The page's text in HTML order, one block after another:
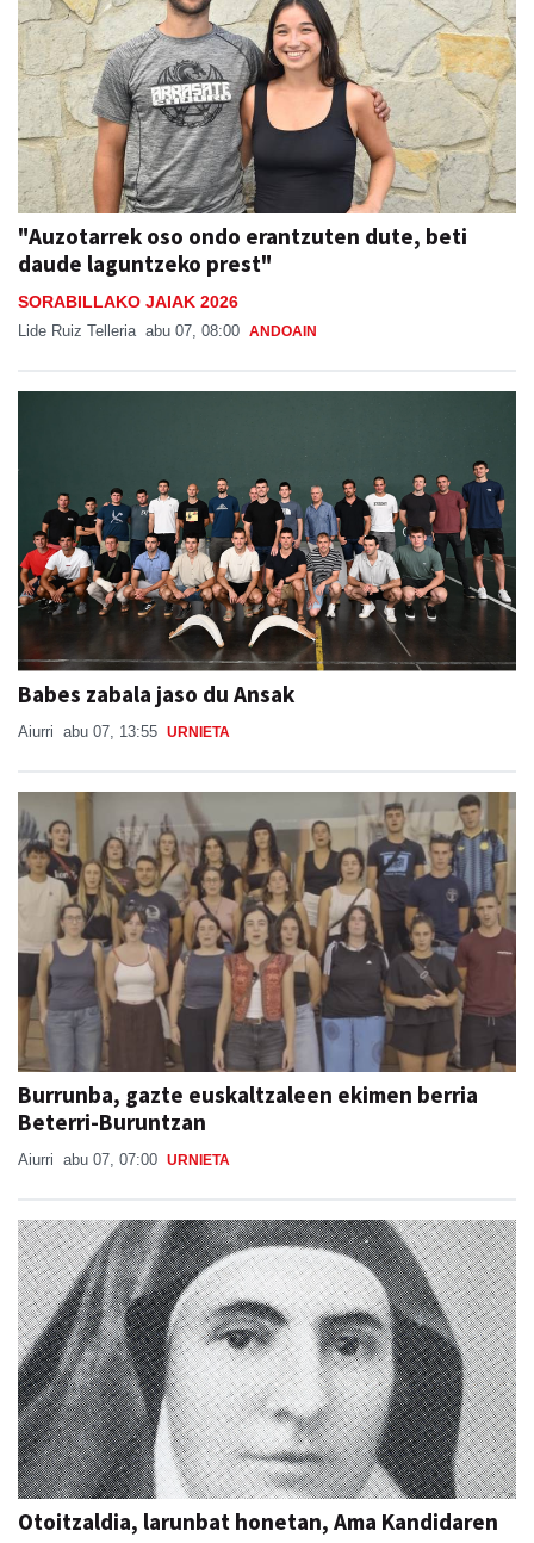
"Auzotarrek oso ondo erantzuten dute, beti
daude laguntzeko prest"
SORABILLAKO JAIAK 2026
Lide Ruiz Telleria abu 07, 08:00 ANDOAIN
Babes zabala jaso du Ansak
Aiurri abu 07, 13:55 URNIETA
Burrunba, gazte euskaltzaleen ekimen berria
Beterri-Buruntzan
Aiurri abu 07, 07:00 URNIETA
Otoitzaldia, larunbat honetan, Ama Kandidaren